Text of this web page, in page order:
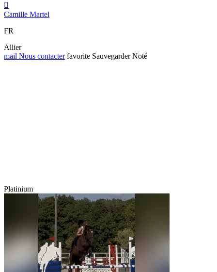

Camille Martel
FR
Allier
mail Nous contacter favorite Sauvegarder Noté
Platinium